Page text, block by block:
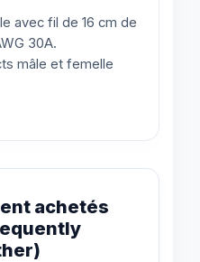
avec fil de 16 cm de
30A.
mâle et femelle
achetés